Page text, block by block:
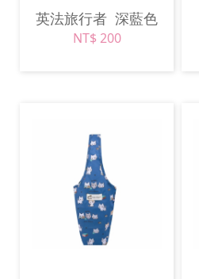
英法旅行者 深藍色
NT$ 200